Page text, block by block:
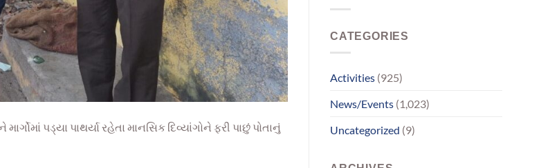
પડ્યા પાથર્યા રહેતા માનસિક દિવ્યાંગોને ફરી પાછું પોતાનું
વર્ષોની
CATEGORIES
Activities (925)
News/Events (1,023)
Uncategorized (9)